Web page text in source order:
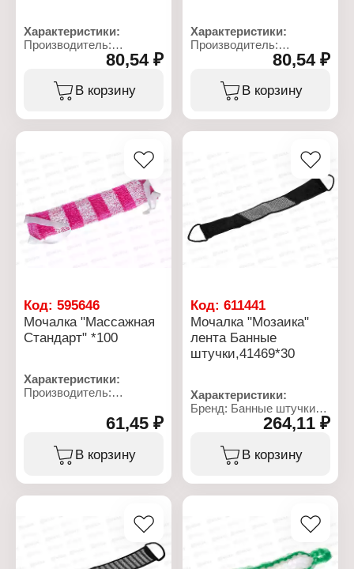
Характеристики:
Производитель:
Тип товара: Мочалка для
Название: "Массажная
полипропилен, поролон
80,54 ₽
В корзину
Характеристики:
Производитель:
Тип товара: Мочалка для
Название: "Массажная
полипропилен, поролон
80,54 ₽
В корзину
Код: 595646
Мочалка "Массажная
Стандарт" *100
Характеристики:
Производитель:
Тип товара: Мочалка для
Название: "Массажная
Стандарт"
см (+/- 2 см)
Материал: полиамид
61,45 ₽
В корзину
Код:611441
Мочалка "Мозаика"
лента Банные
штучки,41469*30
Характеристики:
Бренд: Банные штучки
Артикул: 41469
Тип товара: Мочалка для
Модель: "Мозаика"
полиэстер, поролон
264,11 ₽
В корзину